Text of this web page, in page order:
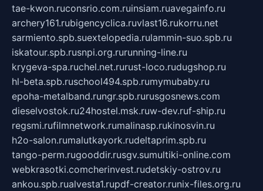
tae-kwon.ruconsrio.com.ruinsiam.ruavegainfo.ru
archery161.rubigencyclica.ruvlast16.rukorru.net
sarmiento.spb.suextelopedia.rulammin-suo.spb.ru
iskatour.spb.rusnpi.org.rurunning-line.ru
krygeva-spa.ruchel.net.rurust-loco.rudugshop.ru
hl-beta.spb.ruschool494.spb.rumymubaby.ru
epoha-metalband.rungr.spb.rurusgosnews.com
dieselvostok.ru24hostel.msk.ruw-dev.ruf-ship.ru
regsmi.rufilmnetwork.rumalinasp.rukinosvin.ru
h2o-salon.rumalutkayork.rudeltaprim.spb.ru
tango-perm.rugooddir.rusgv.sumultiki-online.com
webkrasotki.comcherinvest.rudetskiy-ostrov.ru
ankou.spb.rualvesta1.rupdf-creator.runix-files.org.ru